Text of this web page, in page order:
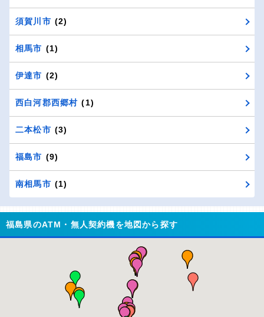
須賀川市 (2)
相馬市 (1)
伊達市 (2)
西白河郡西郷村 (1)
二本松市 (3)
福島市 (9)
南相馬市 (1)
福島県のATM・無人契約機を地図から探す